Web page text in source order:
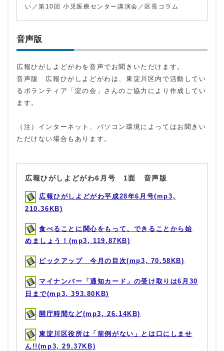
い／第10回 小児医療センター講演会／区長コラム
音声版
広報ひがしよどがわを音声でお聞きいただけます。
音声版 広報ひがしよどがわは、東淀川区内で活動してい
るボランティア「淀の会」さんのご協力により作成してい
ます。
（注）インターネット、パソコン環境によってはお聞きい
ただけない場合もあります。
広報ひがしよどがわ6月号 1面 音声版
広報ひがしよどがわ平成28年6月号(mp3,
210.36KB)
食べることに関心をもって、できることから始
めましょう！(mp3, 119.87KB)
ピックアップ 今月の目次(mp3, 70.58KB)
マイナンバー「通知カード」の受け取りは6月30
日まで(mp3, 393.80KB)
開庁時間など(mp3, 26.14KB)
東淀川区役所は「前例がない」とは口にしませ
ん!!(mp3, 29.37KB)